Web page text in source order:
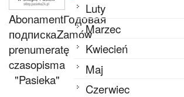
AbonamentГодовая
подпискаZamów
prenumeratę
czasopisma
"Pasieka"
Luty
Marzec
Kwiecień
Maj
Czerwiec